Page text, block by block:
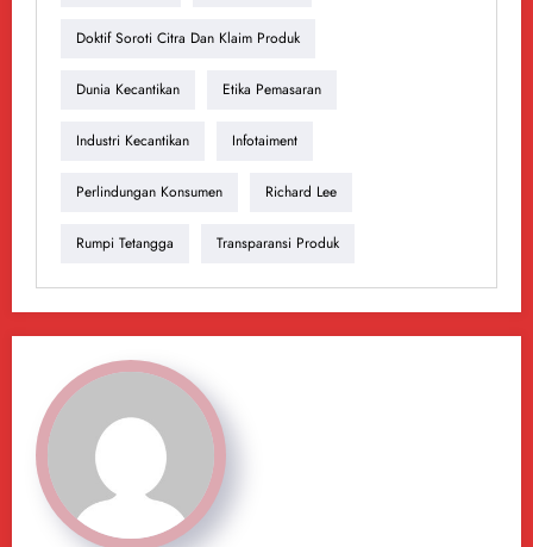
Doktif Soroti Citra Dan Klaim Produk
Dunia Kecantikan Etika Pemasaran
Industri Kecantikan Infotaiment
Perlindungan Konsumen Richard Lee
Rumpi Tetangga Transparansi Produk